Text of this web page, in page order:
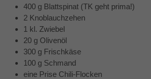
0151 42130988
maren@technikgenuss.de
Über mich
Ich koche und backe mit
400 g Blattspinat (TK geht prima!)
2 Knoblauchzehen
1 kl. Zwiebel
20 g Olivenöl
300 g Frischkäse
100 g Schmand
eine Prise Chili-Flocken